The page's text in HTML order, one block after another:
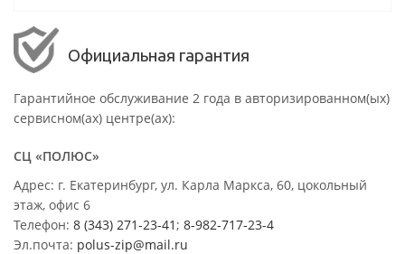
Официальная гарантия
Гарантийное обслуживание 2 года в авторизированном(ых)
сервисном(ах) центре(ах):
СЦ «ПОЛЮС»
Адрес: г. Екатеринбург, ул. Карла Маркса, 60, цокольный
этаж, офис 6
Телефон: 8 (343) 271-23-41 ; 8-982-717-23-4
Эл.почта: polus-zip@mail.ru